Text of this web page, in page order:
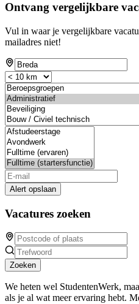
Ontvang vergelijkbare
Vul in waar je vergelijkbare
mailadres niet!
Alert opslaan
Vacatures zoeken
Zoeken
We heten wel StudentenWerk,
als je al wat meer ervaring hebt.